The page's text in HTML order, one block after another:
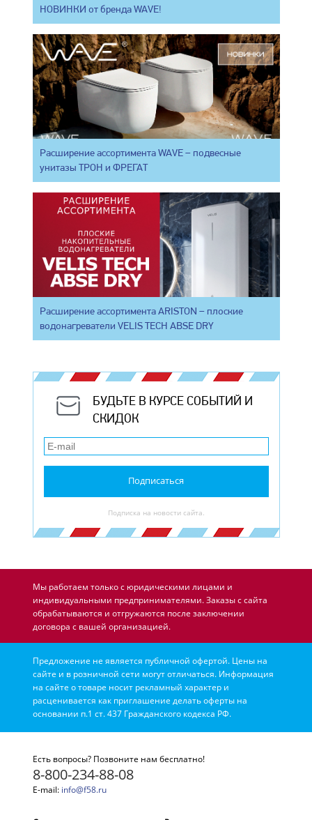
НОВИНКИ от бренда WAVE!
Расширение ассортимента WAVE – подвесные
унитазы ТРОН и ФРЕГАТ
Расширение ассортимента ARISTON – плоские
водонагреватели VELIS TECH ABSE DRY
БУДЬТЕ В КУРСЕ СОБЫТИЙ И
СКИДОК
Подписаться
Подписка на новости сайта.
Мы работаем только с юридическими лицами и
индивидуальными предпринимателями. Заказы с сайта
обрабатываются и отгружаются после заключении
договора с вашей организацией.
Предложение не является публичной офертой. Цены на
сайте и в розничной сети могут отличаться. Информация
на сайте о товаре носит рекламный характер и
расценивается как приглашение делать оферты на
основании п.1 ст. 437 Гражданского кодекса РФ.
Есть вопросы? Позвоните нам бесплатно!
8-800-234-88-08
E-mail: info@f58.ru